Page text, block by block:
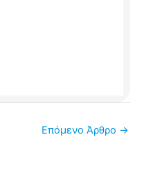
Επόμενο Άρθρο →